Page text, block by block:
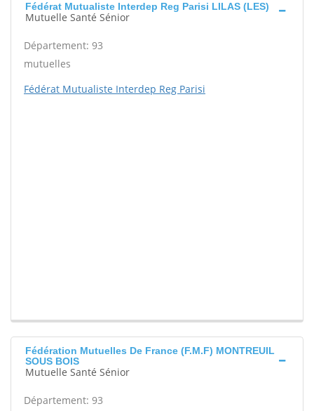
Fédérat Mutualiste Interdep Reg Parisi LILAS (LES)
Mutuelle Santé Sénior
Département: 93
mutuelles
Fédérat Mutualiste Interdep Reg Parisi
Fédération Mutuelles De France (F.M.F) MONTREUIL
SOUS BOIS
Mutuelle Santé Sénior
Département: 93